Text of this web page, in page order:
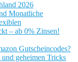
2026
Monatliche
– ab 0% Zinsen!
Gutscheincodes?
geheimen Tricks